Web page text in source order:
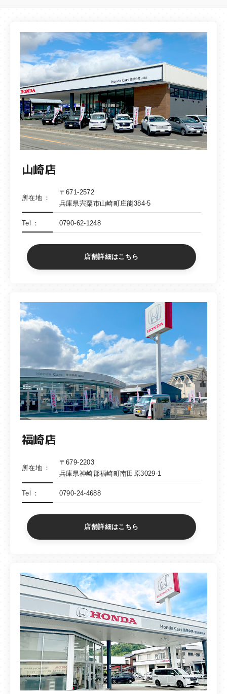
山崎店
所在地
〒671-2572
兵庫県宍粟市山崎町庄能384-5
Tel 0790-62-1248
店舗詳細はこちら
福崎店
所在地
〒679-2203
兵庫県神崎郡福崎町南田原3029-1
Tel 0790-24-4688
店舗詳細はこちら